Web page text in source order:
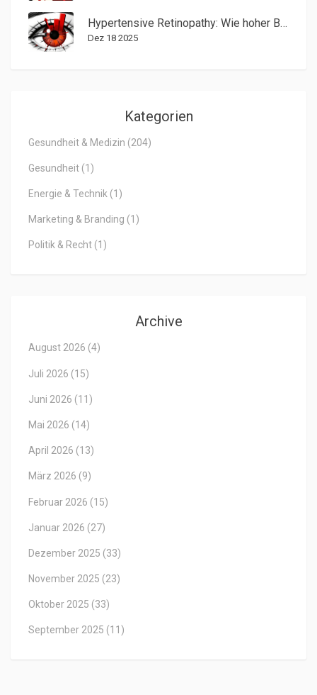
Hypertensive Retinopathy: Wie hoher Blutdruck das Auge schädigt
Dez 18 2025
Kategorien
Gesundheit & Medizin (204)
Gesundheit (1)
Energie & Technik (1)
Marketing & Branding (1)
Politik & Recht (1)
Archive
August 2026 (4)
Juli 2026 (15)
Juni 2026 (11)
Mai 2026 (14)
April 2026 (13)
März 2026 (9)
Februar 2026 (15)
Januar 2026 (27)
Dezember 2025 (33)
November 2025 (23)
Oktober 2025 (33)
September 2025 (11)